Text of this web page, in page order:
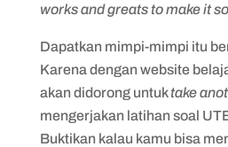
works and greats to make it
Dapatkan mimpi-mimpi itu
Karena dengan website
akan didorong untuktake
mengerjakan latihan soal
Buktikan kalau kamu bisa